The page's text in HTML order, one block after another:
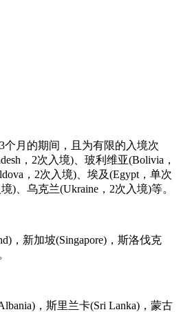
个月的期间，且为有限的入境次
，2次入境)、玻利维亚(Bolivia，
，2次入境)、埃及(Egypt，单次
)、乌克兰(Ukraine，2次入境)等。
，新加坡(Singapore)，斯洛伐克
，斯里兰卡(Sri Lanka)，蒙古